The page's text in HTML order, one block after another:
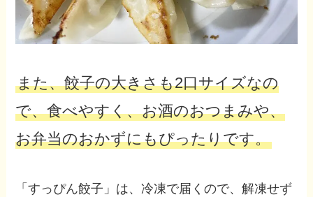
また、餃子の大きさも2口サイズなの
で、食べやすく、お酒のおつまみや、
お弁当のおかずにもぴったりです。
「すっぴん餃子」は、冷凍で届くので、解凍せず